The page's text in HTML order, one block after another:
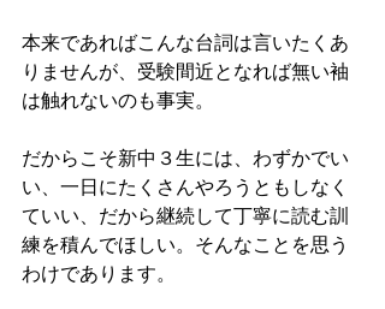
本来であればこんな台詞は言いたくあ
りませんが、受験間近となれば無い袖
は触れないのも事実。
だからこそ新中３生には、わずかでい
い、一日にたくさんやろうともしなく
ていい、だから継続して丁寧に読む訓
練を積んでほしい。そんなことを思う
わけであります。